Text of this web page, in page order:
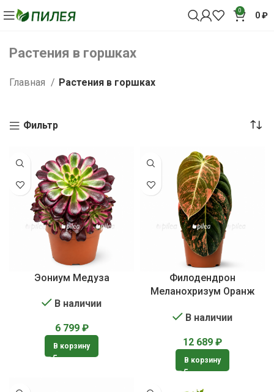
0 0₽
Растения в горшках
Главная Растения в горшках
Фильтр
Эониум Медуза
В наличии
6 799 ₽
В корзину
Филодендрон
Меланохризум Оранж
В наличии
12 689 ₽
В корзину